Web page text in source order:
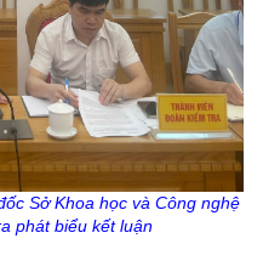
Sở Khoa học và Công nghệ
phát biểu kết luận